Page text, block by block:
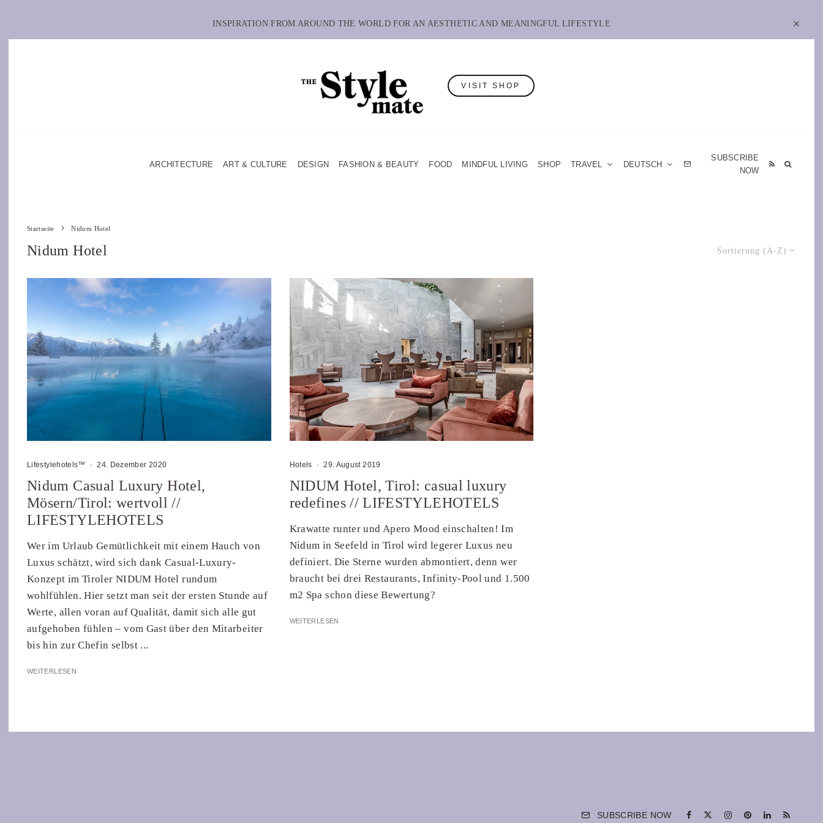
INSPIRATION FROM AROUND THE WORLD FOR AN AESTHETIC AND MEANINGFUL LIFESTYLE
VISIT SHOP
ARCHITECTURE ART & CULTURE DESIGN FASHION & BEAUTY FOOD MINDFUL LIVING SHOP TRAVEL DEUTSCH
SUBSCRIBE
NOW
Startseite Nidum Hotel
Sortierung (A-Z)
Nidum Hotel
Lifestylehotels™ · 24. Dezember 2020
Nidum Casual Luxury Hotel,
Mösern/Tirol: wertvoll //
LIFESTYLEHOTELS
Wer im Urlaub Gemütlichkeit mit einem Hauch von
Luxus schätzt, wird sich dank Casual-Luxury-
Konzept im Tiroler NIDUM Hotel rundum
wohlfühlen. Hier setzt man seit der ersten Stunde auf
Werte, allen voran auf Qualität, damit sich alle gut
aufgehoben fühlen – vom Gast über den Mitarbeiter
bis hin zur Chefin selbst ...
WEITERLESEN
Hotels · 29. August 2019
NIDUM Hotel, Tirol: casual luxury
redefines // LIFESTYLEHOTELS
Krawatte runter und Apero Mood einschalten! Im
Nidum in Seefeld in Tirol wird legerer Luxus neu
definiert. Die Sterne wurden abmontiert, denn wer
braucht bei drei Restaurants, Infinity-Pool und 1.500
m2 Spa schon diese Bewertung?
WEITERLESEN
SUBSCRIBE NOW